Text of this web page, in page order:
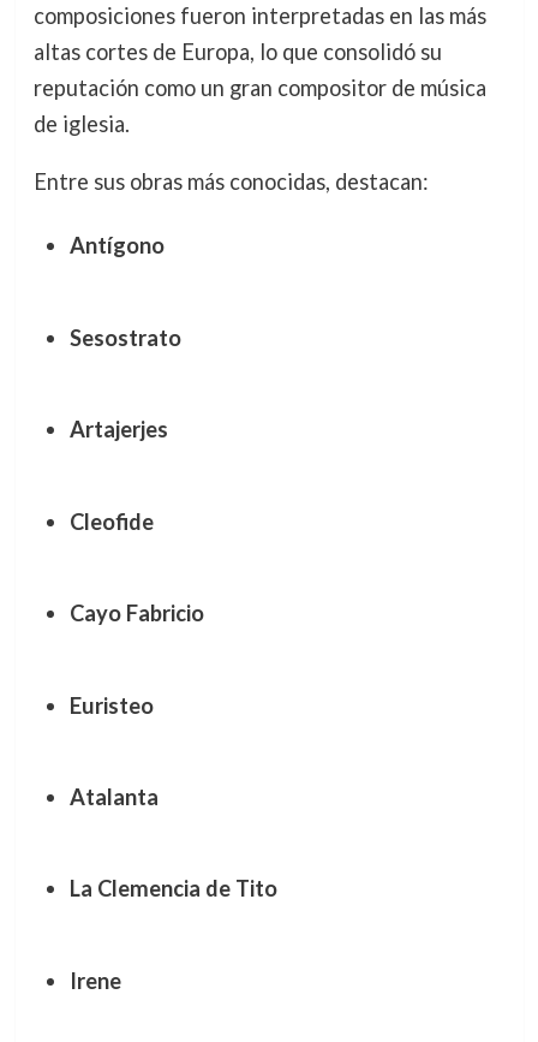
composiciones fueron interpretadas en las más
altas cortes de Europa, lo que consolidó su
reputación como un gran compositor de música
de iglesia.
Entre sus obras más conocidas, destacan:
Antígono
Sesostrato
Artajerjes
Cleofide
Cayo Fabricio
Euristeo
Atalanta
La Clemencia de Tito
Irene